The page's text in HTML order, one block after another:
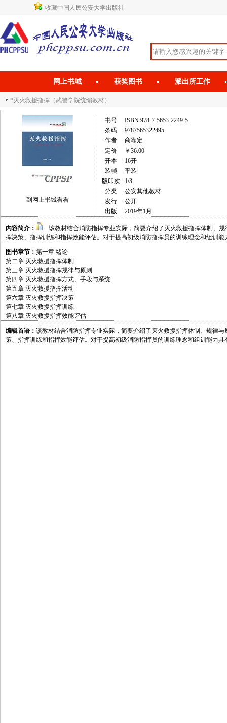
收藏中国人民公安大学出版社
网上书城 获奖图书 派出所工作
*灭火救援指挥（武警学院统编教材）
到网上书城看看
书号
ISBN 978-7-5653-2249-5
条码
9787565322495
作者
商靠定
定价
￥36.00
开本
16开
装帧
平装
版印次
1/3
分类
公安其他教材
发行
公开
出版
2019年1月
内容简介：
该教材结合消防指挥专业实际，简要介绍了灭火救援指挥体制、
挥决策、指挥训练和指挥效能评估。对于提高初级消防指挥员的训练理念和组训
图书章节： 第一章 绪论
第二章 灭火救援指挥体制
第三章 灭火救援指挥规律与原则
第四章 灭火救援指挥方式、手段与系统
第五章 灭火救援指挥活动
第六章 灭火救援指挥决策
第七章 灭火救援指挥训练
第八章 灭火救援指挥效能评估
编辑首语： 该教材结合消防指挥专业实际，简要介绍了灭火救援指挥体制、规律
策、指挥训练和指挥效能评估。对于提高初级消防指挥员的训练理念和组训能力具